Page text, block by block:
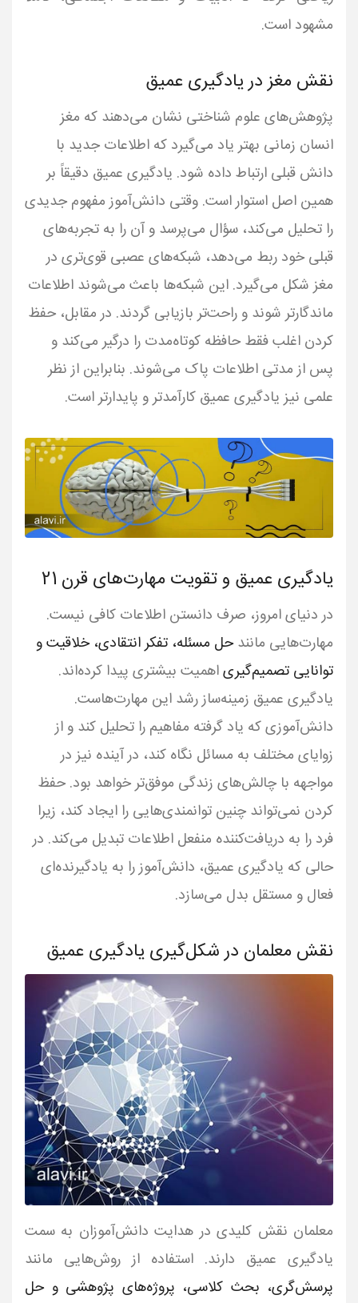
مشهود است.
نقش مغز در یادگیری عمیق
پژوهش‌های علوم شناختی نشان می‌دهند که مغز
انسان زمانی بهتر یاد می‌گیرد که اطلاعات جدید با
دانش قبلی ارتباط داده شود. یادگیری عمیق دقیقاً بر
همین اصل استوار است. وقتی دانش‌آموز مفهوم جدیدی
را تحلیل می‌کند، سؤال می‌پرسد و آن را به تجربه‌های
قبلی خود ربط می‌دهد، شبکه‌های عصبی قوی‌تری در
مغز شکل می‌گیرد. این شبکه‌ها باعث می‌شوند اطلاعات
ماندگارتر شوند و راحت‌تر بازیابی گردند. در مقابل، حفظ
کردن اغلب فقط حافظه کوتاه‌مدت را درگیر می‌کند و
پس از مدتی اطلاعات پاک می‌شوند. بنابراین از نظر
علمی نیز یادگیری عمیق کارآمدتر و پایدارتر است.
یادگیری عمیق و تقویت مهارت‌های قرن 21
در دنیای امروز، صرف دانستن اطلاعات کافی نیست.
مهارت‌هایی مانندحل مسئله، تفکر انتقادی، خلاقیت و
توانایی تصمیم‌گیریاهمیت بیشتری پیدا کرده‌اند.
یادگیری عمیق زمینه‌ساز رشد این مهارت‌هاست.
دانش‌آموزی که یاد گرفته مفاهیم را تحلیل کند و از
زوایای مختلف به مسائل نگاه کند، در آینده نیز در
مواجهه با چالش‌های زندگی موفق‌تر خواهد بود. حفظ
کردن نمی‌تواند چنین توانمندی‌هایی را ایجاد کند، زیرا
فرد را به دریافت‌کننده منفعل اطلاعات تبدیل می‌کند. در
حالی که یادگیری عمیق، دانش‌آموز را به یادگیرنده‌ای
فعال و مستقل بدل می‌سازد.
نقش معلمان در شکل‌گیری یادگیری عمیق
معلمان نقش کلیدی در هدایت دانش‌آموزان به سمت
یادگیری عمیق دارند. استفاده از روش‌هایی مانند
پرسش‌گری، بحث کلاسی، پروژه‌های پژوهشی و حل